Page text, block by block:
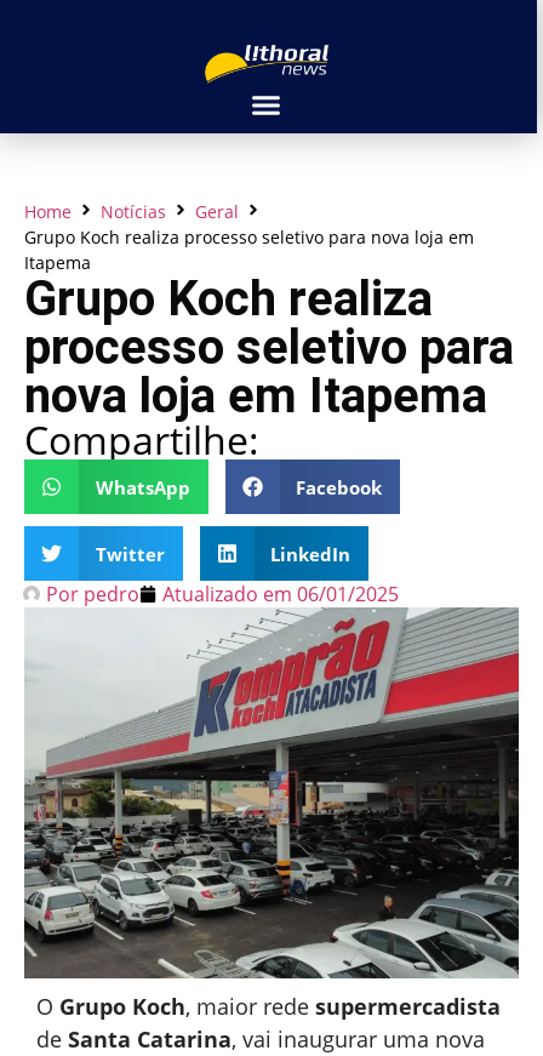
Home Notícias
Geral
Grupo Koch realiza processo seletivo para nova loja em
Itapema
Grupo Koch realiza
processo seletivo para
nova loja em Itapema
Compartilhe:
WhatsApp Facebook
Twitter LinkedIn
Por pedro Atualizado em 06/01/2025
O Grupo Koch, maior rede supermercadista
de Santa Catarina, vai inaugurar uma nova